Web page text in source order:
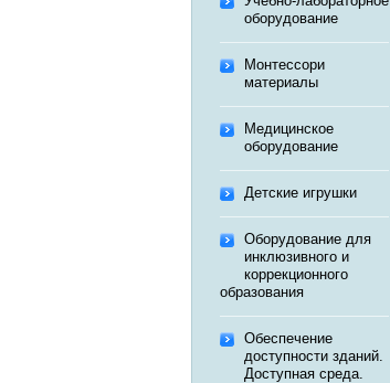
оборудование
Монтессори
материалы
Медицинское
оборудование
Детские игрушки
Оборудование для
инклюзивного и
коррекционного
образования
Обеспечение
доступности зданий.
Доступная среда.